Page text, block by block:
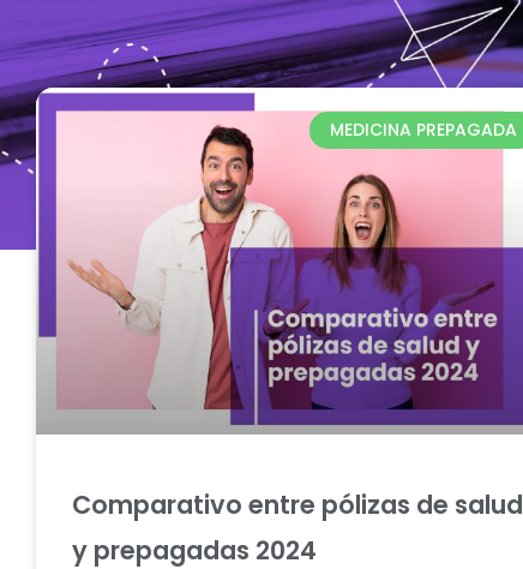
MEDICINA PREPAGADA
Comparativo entre pólizas de salud
y prepagadas 2024